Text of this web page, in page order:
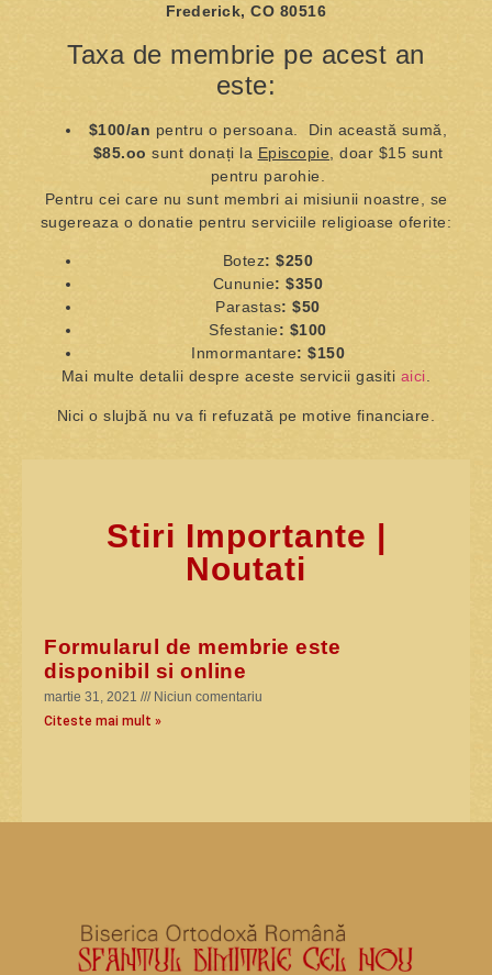
Frederick, CO 80516
Taxa de membrie pe acest an
este:
$100/an pentru o persoana. Din această sumă,
$85.oo sunt donați la Episcopie , doar $15 sunt
pentru parohie.
Pentru cei care nu sunt membri ai misiunii noastre, se
sugereaza o donatie pentru serviciile religioase oferite:
Botez: $250
Cununie: $350
Parastas: $50
Sfestanie: $100
Inmormantare: $150
Mai multe detalii despre aceste servicii gasiti aici
Nici o slujbă nu va fi refuzată pe motive financiare.
Stiri Importante |
Noutati
Formularul de membrie este
disponibil si online
martie 31, 2021
Niciun comentariu
Citeste mai mult »